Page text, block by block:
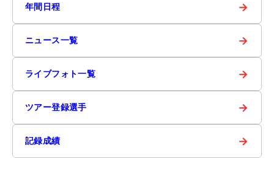
年間日程 →
ニュース一覧 →
ライブフォト一覧 →
ツアー登録選手 →
記録成績 →